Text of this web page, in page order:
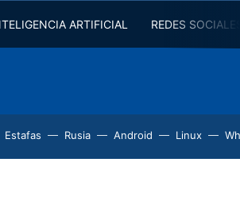
ARTIFICIAL REDES
Estafas Rusia Android Linux